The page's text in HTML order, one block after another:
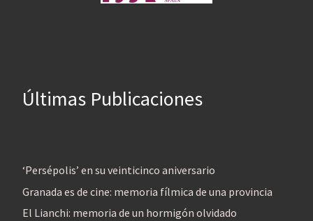
Últimas Publicaciones
‘Persépolis’ en su veinticinco aniversario
Granada es de cine: memoria fílmica de una provincia
El Lianchi: memoria de un hormigón olvidado